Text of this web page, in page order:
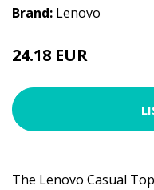
Brand: Lenovo
24.18 EUR
The Lenovo Casual